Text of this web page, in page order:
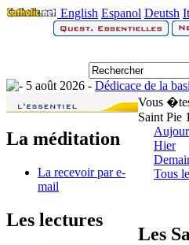
English Espanol Deutsh
5 août 2026 - Dédicace de la
La méditation
La recevoir par e-
mail
Les lectures
Vous
Saint Pie
Hier
Tous
Les